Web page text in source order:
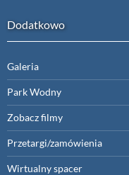
Dodatkowo
Galeria
Park Wodny
Zobacz filmy
Przetargi/zamówienia
Wirtualny spacer